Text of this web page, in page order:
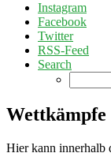
Instagram
Facebook
Twitter
RSS-Feed
Search
nach:
Wettkämpfe
Hier kann innerhalb